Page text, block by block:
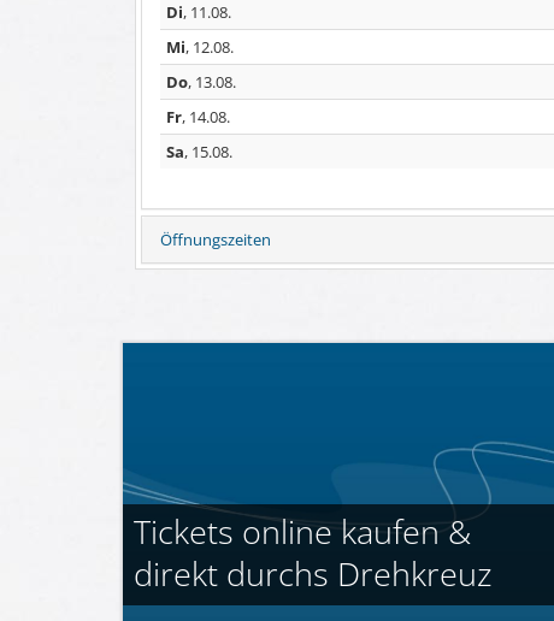
Di, 11.08.
Mi, 12.08.
Do, 13.08.
Fr, 14.08.
Sa, 15.08.
Öffnungszeiten
Tickets online kaufen &
direkt durchs Drehkreuz